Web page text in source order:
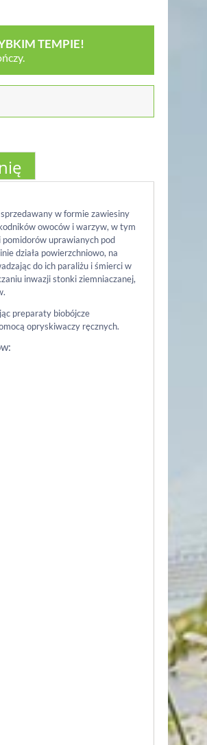
TEMPIE!
w formie zawiesiny
owoców i warzyw, w tym
uprawianych pod
działa powierzchniowo, na
do ich paraliżu i śmierci w
inwazji stonki ziemniaczanej,
preparaty biobójcze
opryskiwaczy ręcznych.